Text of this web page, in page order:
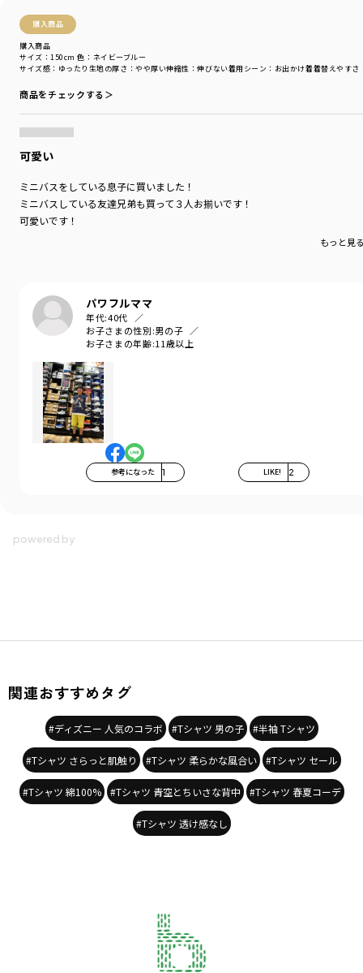
購入商品
購入商品
サイズ感 ：ゆったり 生地の厚さ ：やや厚い伸縮性 ：伸びない着用シーン ：お出かけ着着替えやすさ
サイズ：150cm 色：ネイビーブルー
商品をチェックする＞
可愛い
ミニバスをしている息子に買いました！
ミニバスしている友達兄弟も買って３人お揃いです！
可愛いです！
もっと見
パワフルママ
年代:40代
お子さまの性別:男の子
お子さまの年齢:11歳以上
参考になった 1 LIKE! 2
ブランド
シーズン
カテゴリ
／ トップス>半袖Tシャツ・タンクトップ
カラー
／パープル
商品番号
／ 11-4506-010
関連おすすめタグ
#ディズニー 人気のコラボ #Tシャツ 男の子 #半袖 Tシャツ
#Tシャツ さらっと肌触り #Tシャツ 柔らかな風合い #Tシャツ セール
#Tシャツ 綿100% #Tシャツ 青空とちいさな背中 #Tシャツ 春夏コーデ
#Tシャツ 透け感なし